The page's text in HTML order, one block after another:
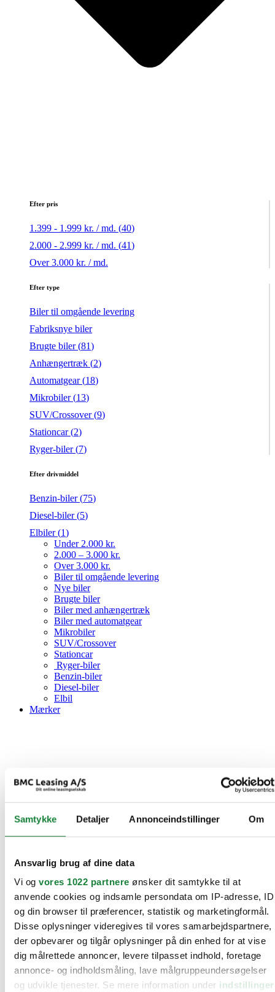
Samtykke Detaljer Annonceindstillinger Om
Ansvarlig brug af dine data
Vi og vores 1022 partnere ønsker dit samtykke til at
anvende cookies og indsamle persondata om IP-adresse, ID
og din browser til præferencer, statistik og marketingformål.
Disse oplysninger videregives til vores samarbejdspartnere,
der opbevarer og tilgår oplysninger på din enhed for at vise
dig målrettede annoncer, levere tilpasset indhold, foretage
annonce- og indholdsmåling, lave målgruppeundersøgelser
og udvikle tjenester. Se mere information under indstillinger
Efter pris
1.399 - 1.999 kr. / md. (40)
2.000 - 2.999 kr. / md. (41)
Over 3.000 kr. / md.
Efter type
Biler til omgående levering
Fabriksnye biler
Brugte biler (81)
Anhængertræk (2)
Automatgear (18)
Mikrobiler (13)
SUV/Crossover (9)
Stationcar (2)
Ryger-biler (7)
Efter drivmiddel
Benzin-biler (75)
Diesel-biler (5)
Elbiler (1)
Under 2.000 kr.
2.000 – 3.000 kr.
Over 3.000 kr.
Biler til omgående levering
Nye biler
Brugte biler
Biler med anhængertræk
Biler med automatgear
Mikrobiler
SUV/Crossover
Stationcar
Ryger-biler
Benzin-biler
Diesel-biler
Elbil
Mærker